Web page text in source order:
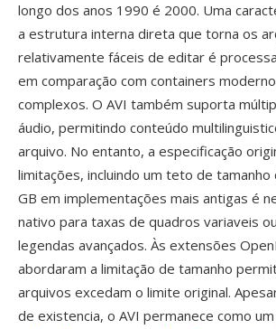
longo dos anos 1990 é 2000. Uma
a estrutura interna direta que torna os
relativamente fáceis de editar é
em comparação com containers
complexos. O AVI também suporta
áudio, permitindo conteúdo
arquivo. No entanto, a especificação
limitações, incluindo um teto de tamanho
GB em implementações mais antigas é
nativo para taxas de quadros variaveis
legendas avançados. Às extensões
abordaram a limitação de tamanho
arquivos excedam o limite original.
de existencia, o AVI permanece como